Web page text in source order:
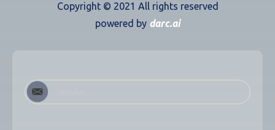
Copyright © 2021 All rights reserved
powered by darc.ai